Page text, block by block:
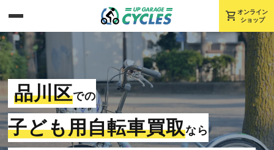
shopping_cart オンライン
ショップ
品川区での
子ども用自転車買取なら